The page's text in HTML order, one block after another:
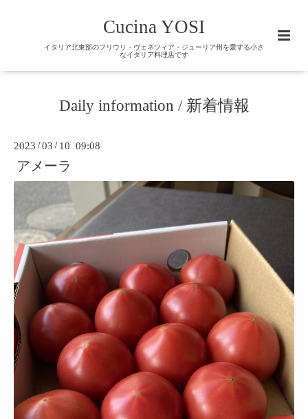
Cucina YOSI
イタリア北東部のフリウリ・ヴェネツィア・ジューリア州を愛する小さ
なイタリア料理店です
Daily information / 新着情報
2023 /03 / 10 09:08
アメーラ